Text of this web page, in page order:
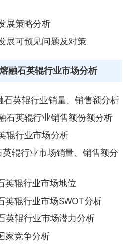
展策略分析
展可预见问题及对策
融石英辊行业市场分析
石英辊行业销量、销售额分析
石英辊行业销售额份额分析
辊行业市场分析
辊行业市场销量、销售额分
英辊行业市场地位
英辊行业市场SWOT分析
英辊行业市场潜力分析
家竞争分析